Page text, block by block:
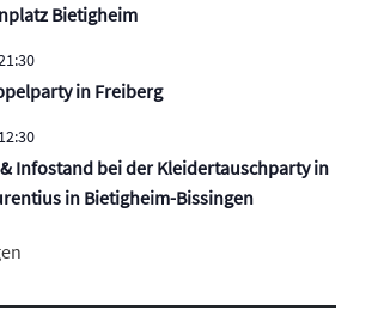
Bietigheim
in Freiberg
12:30
Infostand bei der Kleidertauschparty in
in Bietigheim-Bissingen